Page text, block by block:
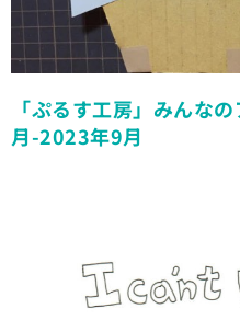
「ぷるす工房」みんな
月-2023年9月